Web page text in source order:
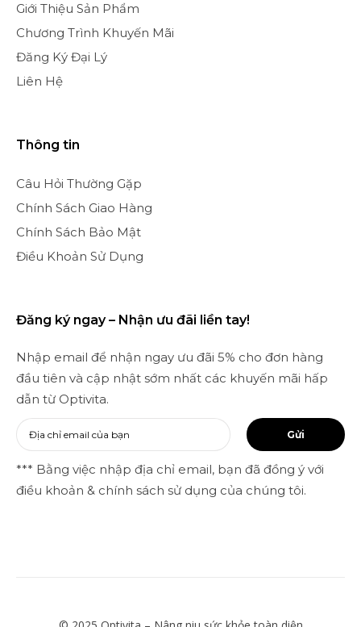
Giới Thiệu Sản Phẩm
Chương Trình Khuyến Mãi
Đăng Ký Đại Lý
Liên Hệ
Thông tin
Câu Hỏi Thường Gặp
Chính Sách Giao Hàng
Chính Sách Bảo Mật
Điều Khoản Sử Dụng
Đăng ký ngay – Nhận ưu đãi liền tay!
Nhập email để nhận ngay ưu đãi 5% cho đơn hàng
đầu tiên và cập nhật sớm nhất các khuyến mãi hấp
dẫn từ Optivita.
Gửi
*** Bằng việc nhập địa chỉ email, bạn đã đồng ý với
điều khoản & chính sách sử dụng của chúng tôi.